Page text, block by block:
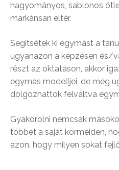
hagyományos, sablonos
markánsan eltér.
Segítsétek ki egymást a
ugyanazon a képzésen és/
részt az oktatáson, akkor
egymás modelljei, de még
dolgozhattok felváltva
Gyakorolni nemcsak
többet a saját körmeiden,
azon, hogy milyen sokat